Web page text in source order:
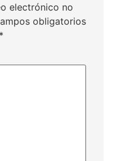
electrónico no
obligatorios
*